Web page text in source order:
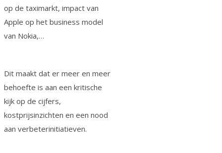
op de taximarkt, impact van
Apple op het business model
van Nokia,…
Dit maakt dat er meer en meer
behoefte is aan een kritische
kijk op de cijfers,
kostprijsinzichten en een nood
aan verbeterinitiatieven.